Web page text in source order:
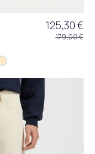
125,30 €
179,00 €